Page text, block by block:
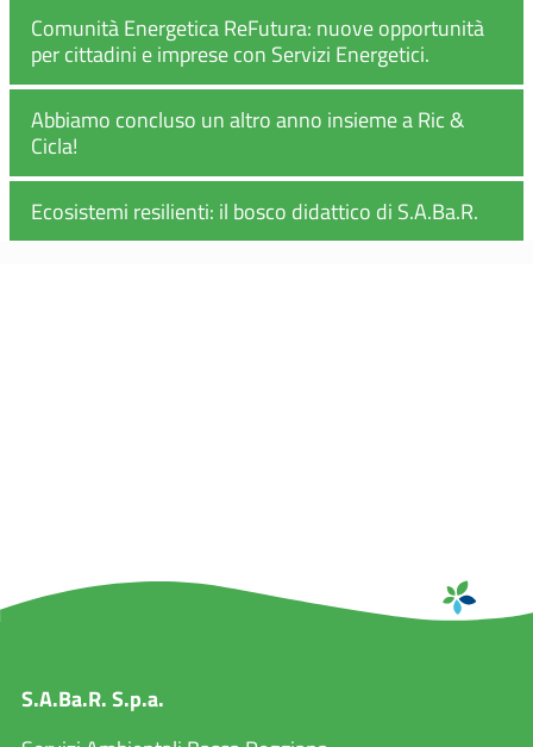
Comunità Energetica ReFutura: nuove opportunità
per cittadini e imprese con Servizi Energetici.
Abbiamo concluso un altro anno insieme a Ric &
Cicla!
Ecosistemi resilienti: il bosco didattico di S.A.Ba.R.
S.A.Ba.R. S.p.a.